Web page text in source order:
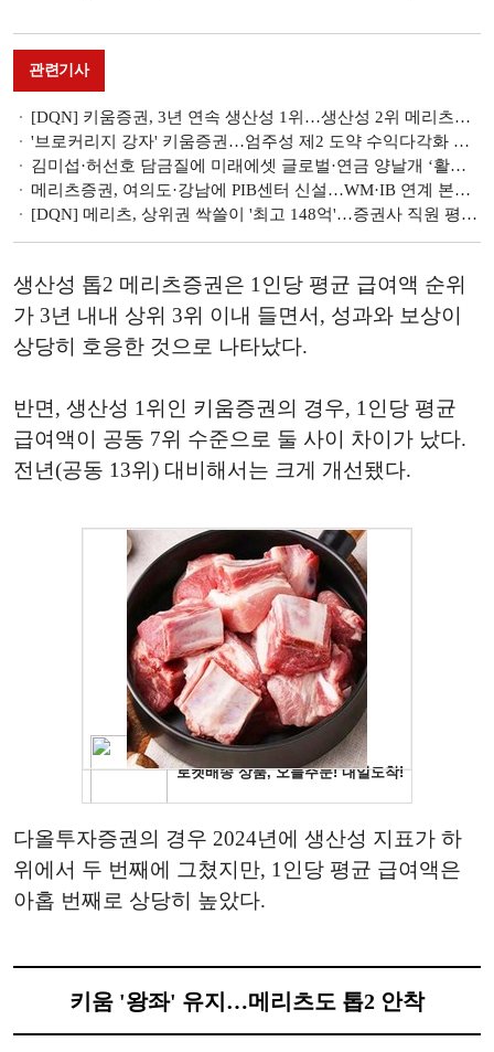
관련기사
[DQN] 키움증권, 3년 연속 생산성 1위…생산성 2위 메리츠증권 성과보상 선도 [금융권 생산성 랭킹- 증권]
'브로커리지 강자' 키움증권…엄주성 제2 도약 수익다각화 선봉 [새 바람 1년, 증권사 CEO 평가 (2)]
김미섭·허선호 담금질에 미래에셋 글로벌·연금 양날개 ‘활짝’ [새 바람 1년, 증권사 CEO 평가 (1)]
메리츠증권, 여의도·강남에 PIB센터 신설…WM·IB 연계 본격화
[DQN] 메리츠, 상위권 싹쓸이 '최고 148억'…증권사 직원 평균급여 1위는 부국 [금융권 임직원 연봉 랭킹]
생산성 톱2 메리츠증권은 1인당 평균 급여액 순위
가 3년 내내 상위 3위 이내 들면서, 성과와 보상이
상당히 호응한 것으로 나타났다.
반면, 생산성 1위인 키움증권의 경우, 1인당 평균
급여액이 공동 7위 수준으로 둘 사이 차이가 났다.
전년(공동 13위) 대비해서는 크게 개선됐다.
다올투자증권의 경우 2024년에 생산성 지표가 하
위에서 두 번째에 그쳤지만, 1인당 평균 급여액은
아홉 번째로 상당히 높았다.
키움 '왕좌' 유지…메리츠도 톱2 안착